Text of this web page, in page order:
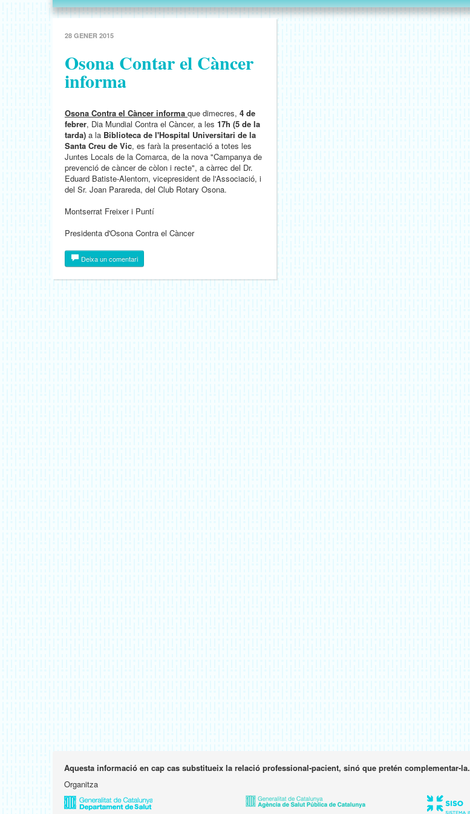
28 GENER 2015
Osona Contar el Càncer
informa
Osona Contra el Càncer informa que dimecres, 4 de
febrer, Dia Mundial Contra el Càncer, a les 17h (5 de la
tarda) a la Biblioteca de l'Hospital Universitari de la
Santa Creu de Vic, es farà la presentació a totes les
Juntes Locals de la Comarca, de la nova "Campanya de
prevenció de càncer de còlon i recte", a càrrec del Dr.
Eduard Batiste-Alentorn, vicepresident de l'Associació, i
del Sr. Joan Parareda, del Club Rotary Osona.
Montserrat Freixer i Puntí
Presidenta d'Osona Contra el Càncer
Deixa un comentari
Aquesta informació en cap cas substitueix la relació professional-pacient, sinó que pretén complementar-la.
Organitza